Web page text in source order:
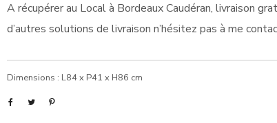
A récupérer au Local à Bordeaux Caudéran, livraison
d’autres solutions de livraison n’hésitez pas à me
Dimensions : L84 x P41 x H86 cm